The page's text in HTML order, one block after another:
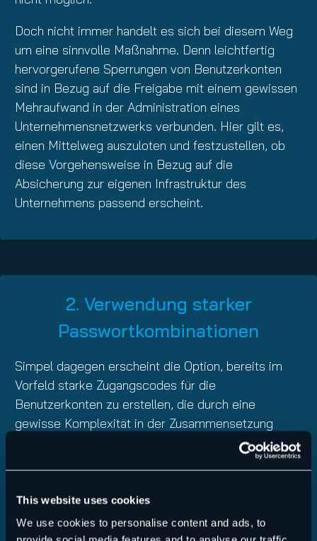
This website uses cookies
We use cookies to personalise content and ads, to
Doch nicht immer handelt es sich bei diesem Weg
um eine sinnvolle Maßnahme. Denn leichtfertig
hervorgerufene Sperrungen von Benutzerkonten
sind in Bezug auf die Freigabe mit einem gewissen
Mehraufwand in der Administration eines
Unternehmensnetzwerks verbunden. Hier gilt es,
einen Mittelweg auszuloten und festzustellen, ob
diese Vorgehensweise in Bezug auf die
Absicherung zur eigenen Infrastruktur des
Unternehmens passend erscheint.
2. Verwendung starker
Passwortkombinationen
Simpel dagegen erscheint die Option, bereits im
Vorfeld starke Zugangscodes für die
Benutzerkonten zu erstellen, die durch eine
gewisse Komplexität in der Zusammensetzung
gekennzeichnet sind. Als Grundregel gilt im
Allgemeinen, dass es sich bei dem Zugangscode
im Rechtschreibwörterbuch, wie beispielsweise
dem Duden, verzeichnet sind. Dies beugt in erster